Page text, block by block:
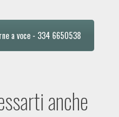
a voce - 334 6650538
anche